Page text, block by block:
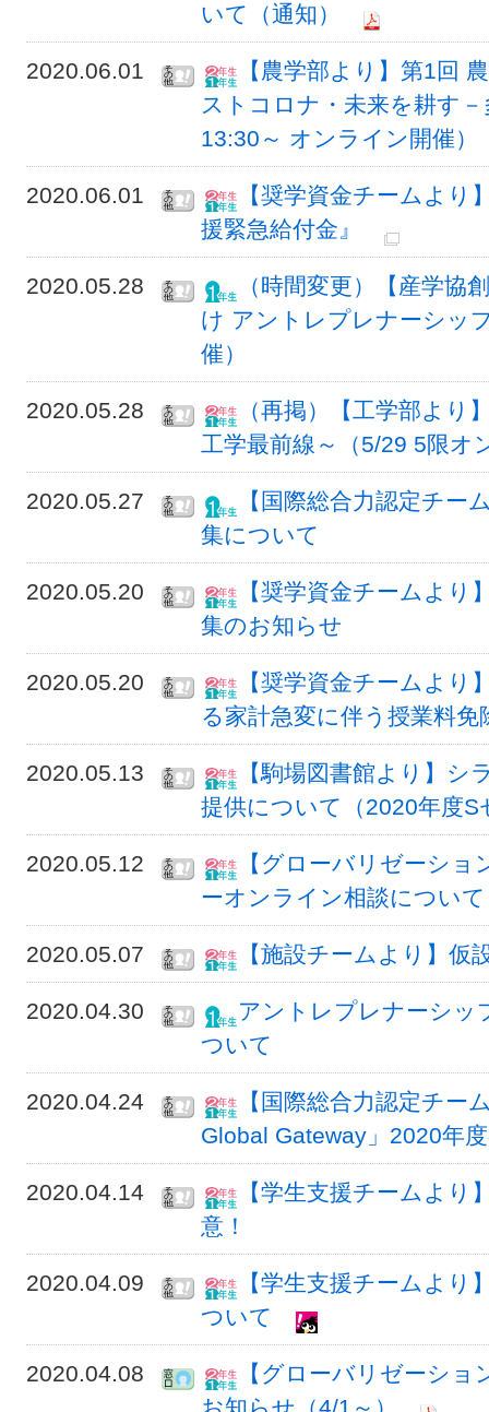
いて（通知）
2020.06.01
【農学部より】第1回
ストコロナ・未来を耕す
13:30～ オンライン開催）
2020.06.01
【奨学資金チームより
援緊急給付金』
2020.05.28
（時間変更）【産学協
け アントレプレナーシッ
催）
2020.05.28
（再掲）【工学部より
工学最前線～（5/29 5限オ
2020.05.27
【国際総合力認定チー
集について
2020.05.20
【奨学資金チームより
集のお知らせ
2020.05.20
【奨学資金チームよ
る家計急変に伴う授業料
2020.05.13
【駒場図書館より】
提供について（2020年度S
2020.05.12
【グローバリゼーシ
ーオンライン相談について
2020.05.07 【施設チームより】仮
2020.04.30
アントレプレナーシッ
ついて
2020.04.24
【国際総合力認定チー
Global Gateway」2020年
2020.04.14
【学生支援チームよ
意！
2020.04.09
【学生支援チームよ
ついて
2020.04.08
【グローバリゼーシ